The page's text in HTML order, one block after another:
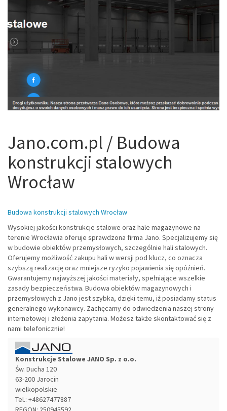
Jano.com.pl / Budowa
konstrukcji stalowych
Wrocław
Budowa konstrukcji stalowych Wrocław
Wysokiej jakości konstrukcje stalowe oraz hale magazynowe na
terenie Wrocławia oferuje sprawdzona firma Jano. Specjalizujemy się
w budowie obiektów przemysłowych, szczególnie hali stalowych.
Oferujemy możliwość zakupu hali w wersji pod klucz, co oznacza
szybszą realizację oraz mniejsze ryzyko pojawienia się opóźnień.
Gwarantujemy najwyższej jakości materiały, spełniające wszelkie
zasady bezpieczeństwa. Budowa obiektów magazynowych i
przemysłowych z Jano jest szybka, dzięki temu, iż posiadamy status
generalnego wykonawcy. Zachęcamy do odwiedzenia naszej strony
internetowej i złożenia zapytania. Możesz także skontaktować się z
nami telefonicznie!
Konstrukcje Stalowe JANO Sp. z o.o.
Św. Ducha 120
63-200 Jarocin
wielkopolskie
Tel.: +48627477887